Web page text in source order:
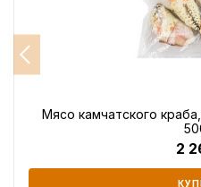
Мясо камчатского
2